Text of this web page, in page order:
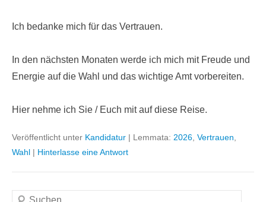
Ich bedanke mich für das Vertrauen.
In den nächsten Monaten werde ich mich mit Freude und
Energie auf die Wahl und das wichtige Amt vorbereiten.
Hier nehme ich Sie / Euch mit auf diese Reise.
Veröffentlicht unter Kandidatur | Lemmata: 2026 Vertrauen
Wahl | Hinterlasse eine Antwort
Suchen